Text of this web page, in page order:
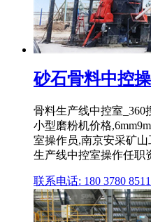
砂石骨料中控
骨料生产线中控室
小型磨粉机价格
室操作员,南京安采矿
生产线中控室操作任职
联系电话: 180 3780 8511